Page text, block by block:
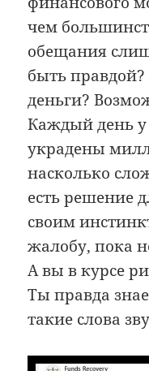
чем
обещания
быть
деньги?
Каждый день
украдены
насколько
есть решение
своим
жалобу, пока
А вы в курсе
Ты правда
такие слова